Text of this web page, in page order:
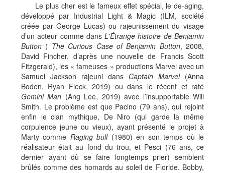
Le plus cher est le fameux effet spécial, le de-aging,
développé par Industrial Light & Magic (ILM, société
créée par George Lucas) ou rajeunissement du visage
d’un acteur comme dansL'Étrange histoire de Benjamin
Button ( The Curious Case of Benjamin Button, 2008,
David Fincher, d’après une nouvelle de Francis Scott
Fitzgerald), les « fameuses » productions Marvel avec un
Samuel Jackson rajeuni dans Captain Marvel(Anna
Boden, Ryan Fleck, 2019) ou dans le récent et raté
Gemini Man (Ang Lee, 2019) avec l’insupportable Will
Smith. Le problème est que Pacino (79 ans), qui rejoint
enfin le clan mythique, De Niro (qui garde la même
corpulence jeune ou vieux), ayant présenté le projet à
Marty comme Raging bull(1980) en son temps où le
réalisateur était au fond du trou, et Pesci (76 ans, ce
dernier ayant dû se faire longtemps prier) semblent
brûlés comme des homards au soleil de Floride. Bobby,